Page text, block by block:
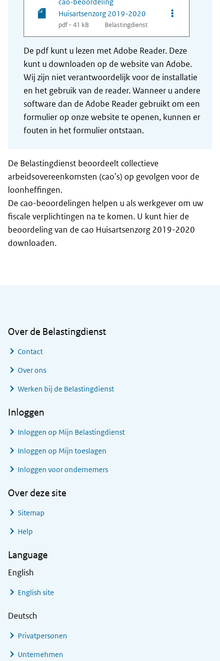
Huisartsenzorg 2019-2020
pdf - 41 kB Belastingdienst
Opties van
De pdf kunt u lezen met Adobe Reader. Deze
kunt u downloaden op de website van Adobe.
Wij zijn niet verantwoordelijk voor de installatie
en het gebruik van de reader. Wanneer u andere
software dan de Adobe Reader gebruikt om een
formulier op onze website te openen, kunnen er
fouten in het formulier ontstaan.
De Belastingdienst beoordeelt collectieve
arbeidsovereenkomsten (cao’s) op gevolgen voor de
loonheffingen.
De cao-beoordelingen helpen u als werkgever om uw
fiscale verplichtingen na te komen. U kunt hier de
beoordeling van de cao Huisartsenzorg 2019-2020
downloaden.
Over de Belastingdienst
Contact
Over ons
Werken bij de Belastingdienst
Inloggen
Inloggen op Mijn Belastingdienst
Inloggen op Mijn toeslagen
Inloggen voor ondernemers
Over deze site
Sitemap
Help
Language
English
English site
Deutsch
Privatpersonen
Unternehmen